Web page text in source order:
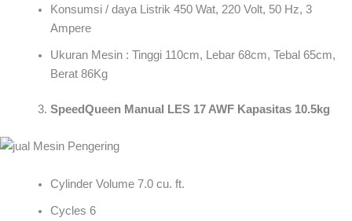
Konsumsi / daya Listrik 450 Wat, 220 Volt, 50 Hz, 3
Ampere
Ukuran Mesin : Tinggi 110cm, Lebar 68cm, Tebal 65cm,
Berat 86Kg
SpeedQueen Manual LES 17 AWF Kapasitas 10.5kg
Cylinder Volume 7.0 cu. ft.
Cycles 6